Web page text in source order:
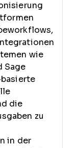
wie
Sage
die
zu
in der